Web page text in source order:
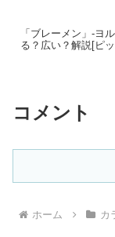
「ブレーメン」-ヨ
る？広い？解説[ピ
コメント
ホーム カ